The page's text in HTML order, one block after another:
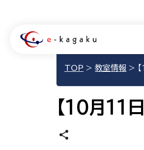
TOP > 教室情報 >
【10月11
share